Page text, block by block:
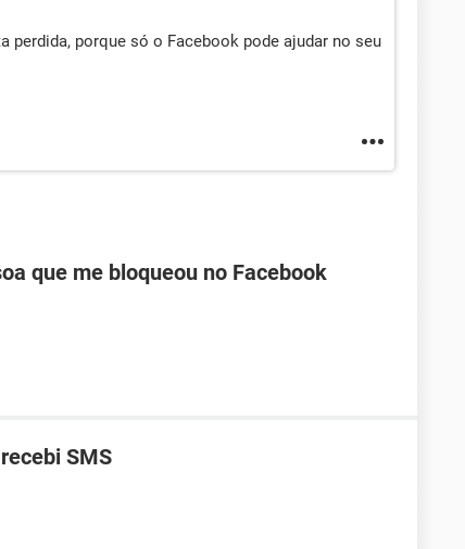
perdida, porque só o Facebook pode ajudar no seu
que me bloqueou no Facebook
SMS